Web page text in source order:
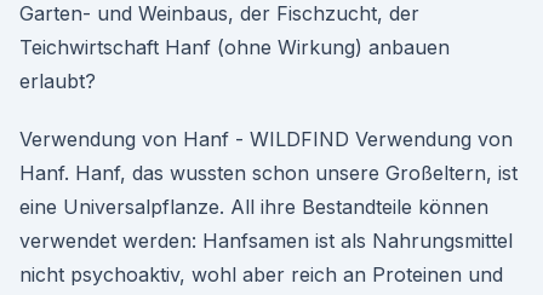
Garten- und Weinbaus, der Fischzucht, der
Teichwirtschaft Hanf (ohne Wirkung) anbauen
erlaubt?
Verwendung von Hanf - WILDFIND Verwendung von
Hanf. Hanf, das wussten schon unsere Großeltern, ist
eine Universalpflanze. All ihre Bestandteile können
verwendet werden: Hanfsamen ist als Nahrungsmittel
nicht psychoaktiv, wohl aber reich an Proteinen und